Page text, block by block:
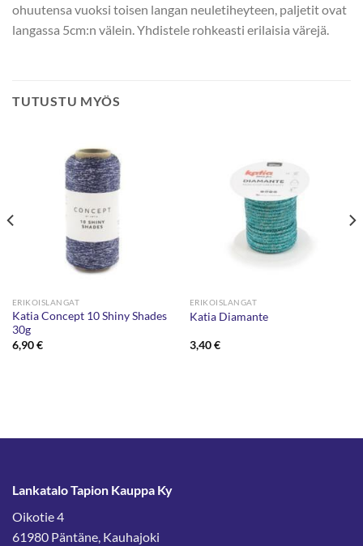
ohuutensa vuoksi toisen langan neuletiheyteen, paljetit ovat
langassa 5cm:n välein. Yhdistele rohkeasti erilaisia värejä.
TUTUSTU MYÖS
ERIKOISLANGAT
Katia Concept 10 Shiny Shades
30g
6,90€
ERIKOISLANGAT
Katia Diamante
3,40€
Lankatalo Tapion Kauppa Ky
Oikotie 4
61980 Päntäne, Kauhajoki